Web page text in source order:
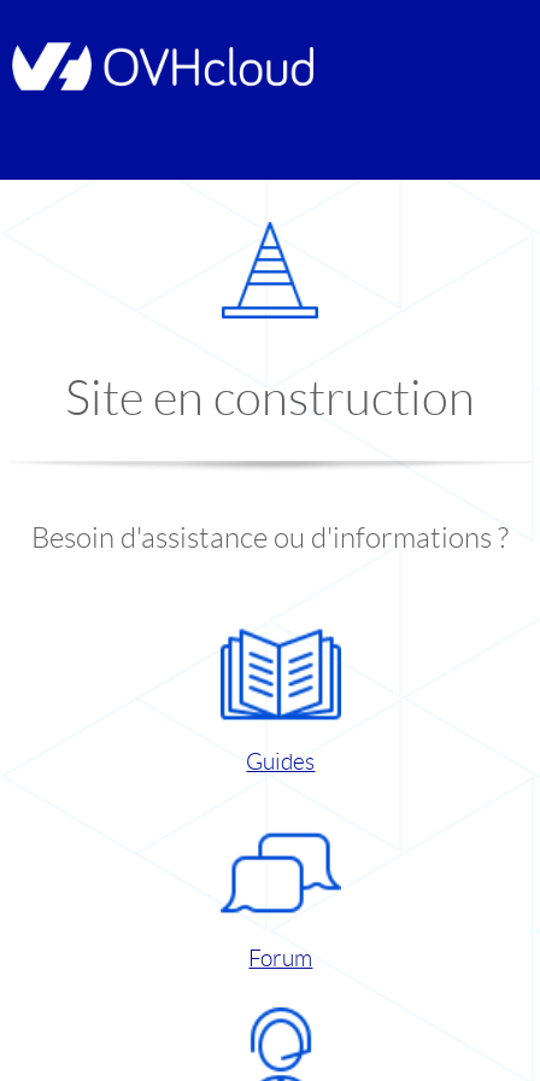
Site en construction
Besoin d'assistance ou d'informations ?
Guides
Forum